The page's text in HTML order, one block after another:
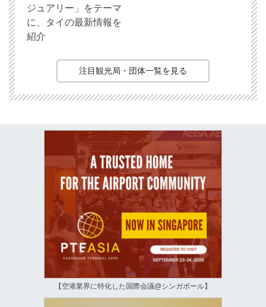
ジュアリー」をテーマ
に、タイの最新情報を
紹介
注目観光局・団体一覧を見る
【空港業界に特化した国際会議@シンガポール】